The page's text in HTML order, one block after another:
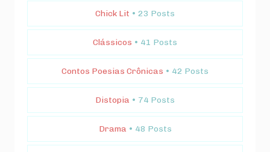
Chick Lit • 23 Posts
Clássicos • 41 Posts
Contos Poesias Crônicas • 42 Posts
Distopia • 74 Posts
Drama • 48 Posts